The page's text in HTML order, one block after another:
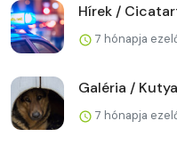
Hírek /
7 hónapja
Galéria /
7 hónapja